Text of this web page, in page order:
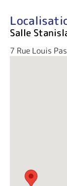
Salle
7 Rue Louis